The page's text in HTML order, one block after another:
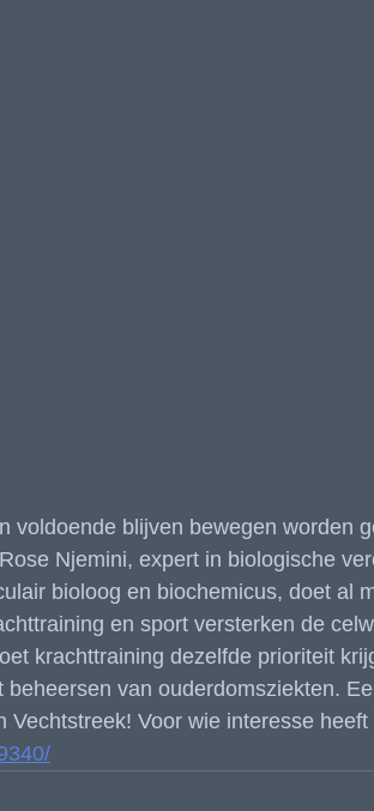
voldoende blijven bewegen worden
Njemini, expert in biologische
bioloog en biochemicus, doet al
en sport versterken de
krachttraining dezelfde prioriteit
van ouderdomsziekten.
Voor wie interesse